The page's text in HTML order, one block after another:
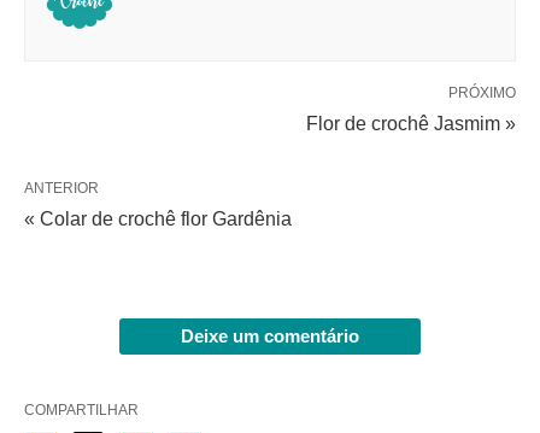
PRÓXIMO
Flor de crochê Jasmim »
ANTERIOR
« Colar de crochê flor Gardênia
Deixe um comentário
COMPARTILHAR